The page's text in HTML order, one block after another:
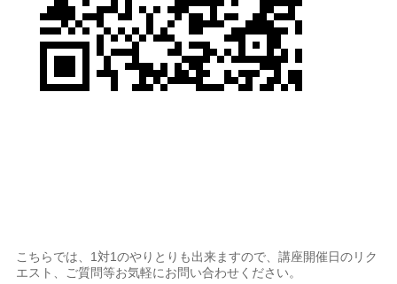
こちらでは、1対1のやりとりも出来ますので、講座開催日のリク
エスト、ご質問等お気軽にお問い合わせください。